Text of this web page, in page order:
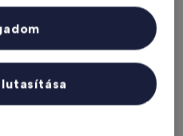
Két hónap múlva
Secret